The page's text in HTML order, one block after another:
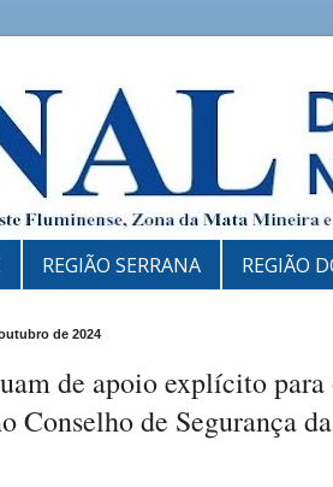
REGIÃO SERRANA REGIÃO
de 2024
de apoio explícito
Conselho de Segurança